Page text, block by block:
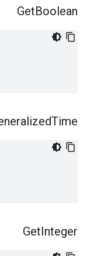
GetBoolean
Time
GetInteger